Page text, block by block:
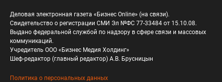
Деловая электронная газета «Бизнес Online» (на связи).
Свидетельство о регистрации СМИ Эл №ФС 77-33484 от 15.10.08.
Выдано федеральной службой по надзору в сфере связи и массовых
коммуникаций.
Учредитель ООО «Бизнес Медия Холдинг»
Шеф-редактор (главный редактор) А.В. Брусницын
Политика о персональных данных